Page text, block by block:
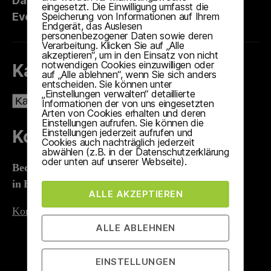
Events & Termine
Kategorien
Kategorien
Kontakt
Bed & Wine
in Hessigheim
Kontaktformular
eingesetzt. Die Einwilligung umfasst die
Speicherung von Informationen auf Ihrem
Endgerät, das Auslesen
personenbezogener Daten sowie deren
Verarbeitung. Klicken Sie auf „Alle
akzeptieren“, um in den Einsatz von nicht
notwendigen Cookies einzuwilligen oder
auf „Alle ablehnen“, wenn Sie sich anders
entscheiden. Sie können unter
„Einstellungen verwalten“ detaillierte
Informationen der von uns eingesetzten
Arten von Cookies erhalten und deren
Einstellungen aufrufen. Sie können die
Einstellungen jederzeit aufrufen und
Cookies auch nachträglich jederzeit
abwählen (z.B. in der Datenschutzerklärung
oder unten auf unserer Webseite).
ALLE AKZEPTIEREN
ALLE ABLEHNEN
EINSTELLUNGEN